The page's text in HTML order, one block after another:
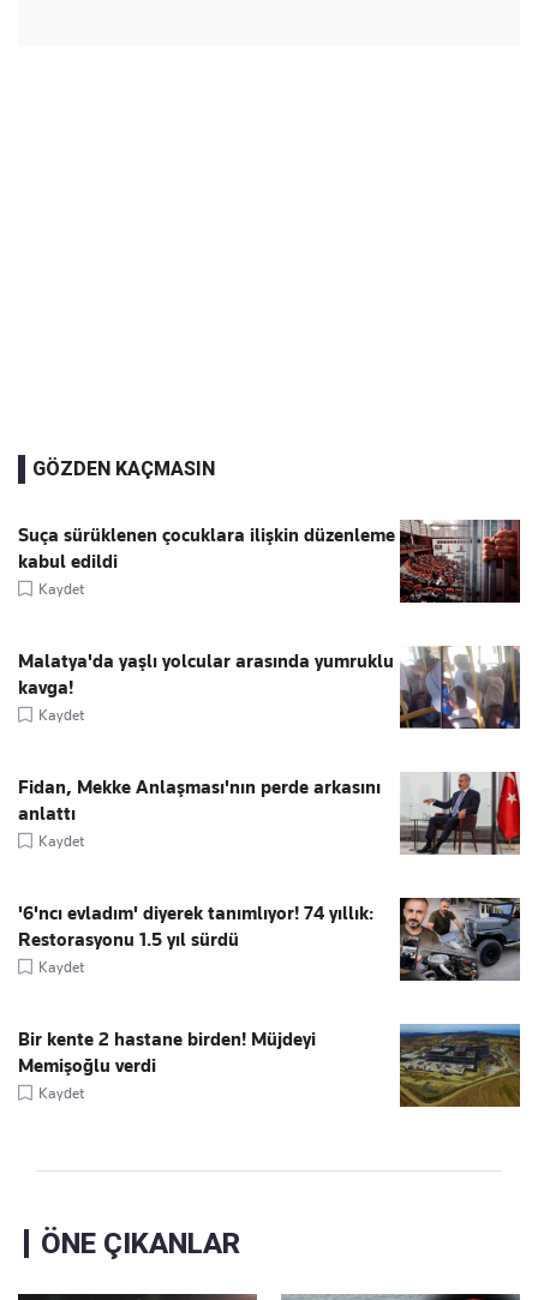
GÖZDEN KAÇMASIN
Suça sürüklenen çocuklara ilişkin düzenleme
kabul edildi
Kaydet
Malatya'da yaşlı yolcular arasında yumruklu
kavga!
Kaydet
Fidan, Mekke Anlaşması'nın perde arkasını
anlattı
Kaydet
'6'ncı evladım' diyerek tanımlıyor! 74 yıllık:
Restorasyonu 1.5 yıl sürdü
Kaydet
Bir kente 2 hastane birden! Müjdeyi
Memişoğlu verdi
Kaydet
ÖNE ÇIKANLAR